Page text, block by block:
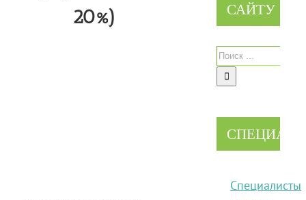
20%)
САЙТУ
Результат
поиска:
Специалисты